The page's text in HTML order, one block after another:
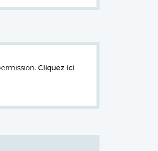
Cliquez ici